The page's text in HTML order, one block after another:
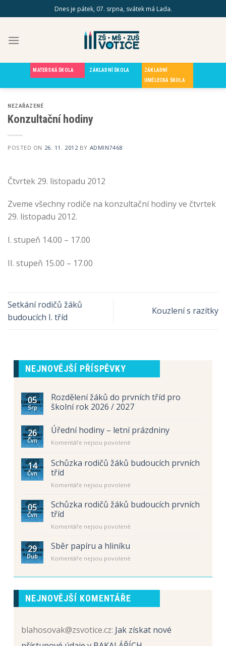
to
Dnes je pátek, 07. srpna, svátek má Lada.
MATEŘSKÁ ŠKOLA ZÁKLADNÍ ŠKOLA
ZÁKLADNÍ
UMĚLECKÁ ŠKOLA
NEZAŘAZENÉ
Konzultační hodiny
POSTED ON 26. 11. 2012 BY ADMIN7468
Čtvrtek 29. listopadu 2012
Zveme všechny rodiče na konzultační hodiny ve čtvrtek
29. listopadu 2012.​​​​​​​​​​​​​​​​​​​​​​​​​​​​​​​​​​​​​​​​​​​​​​​​​​​​​​​​​​​​​​​​​​​​​​​​​​​​​​​​​​​​​​​​​​​​​​​​​​​​​​​​​​​​​​​​​​​​​​​​​​​​​​​​​​​​​​​​​​​​​​​​​​​​​​​​​​​​
I. stupeň 14.00 – 17.00
II. stupeň 15.00 – 17.00
Setkání rodičů žáků
budoucích I. tříd
Kouzlení s razítky
NEJNOVĚJŠÍ PŘÍSPĚVKY
05
Srp
Rozdělení žáků do prvních tříd pro
školní rok 2026 / 2027
26
Čvn
Úřední hodiny – letní prázdniny
Komentáře nejsou povolené
s
názvem
letní
14
Čvn
Schůzka rodičů žáků budoucích prvních
tříd
Komentáře nejsou povolené
s
05
Čvn
Schůzka rodičů žáků budoucích prvních
tříd
Komentáře nejsou povolené
žáků
prvních
tříd
29
Dub
Sběr papíru a hliníku
Komentáře nejsou povolené
s
Sběr
papíru
a
NEJNOVĚJŠÍ KOMENTÁŘE
blahosovak@zsvotice.cz: Jak získat nové